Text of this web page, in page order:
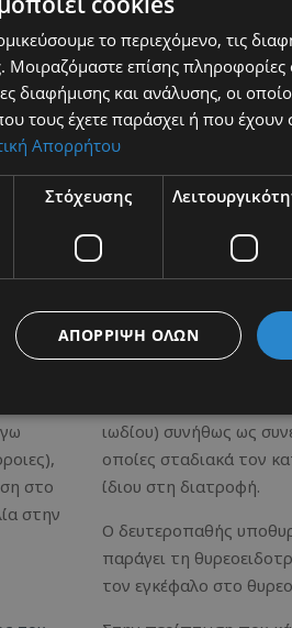
(το σχήμα, τις διαστάσεις,
παθολογία του θυρεοειδή αδένα.
να
στα
στο
στην
Υποθυρεοειδισμός,
προκαλείται
υποθυρεοειδισμός
Ο πρωτοπαθής
ιωδίου) συνήθως ως
οποίες σταδιακά τον
ίδιου στη διατροφή.
Ο δευτεροπαθής
παράγει τη
τον εγκέφαλο στο
το περιεχόμενο, τις
Μοιραζόμαστε επίσης πληροφορίες
διαφήμισης και ανάλυσης, οι
τους έχετε παράσχει ή που έχουν
Απορρήτου
Στόχευσης
ΑΠΌΡΡΙΨΗ ΌΛΩΝ